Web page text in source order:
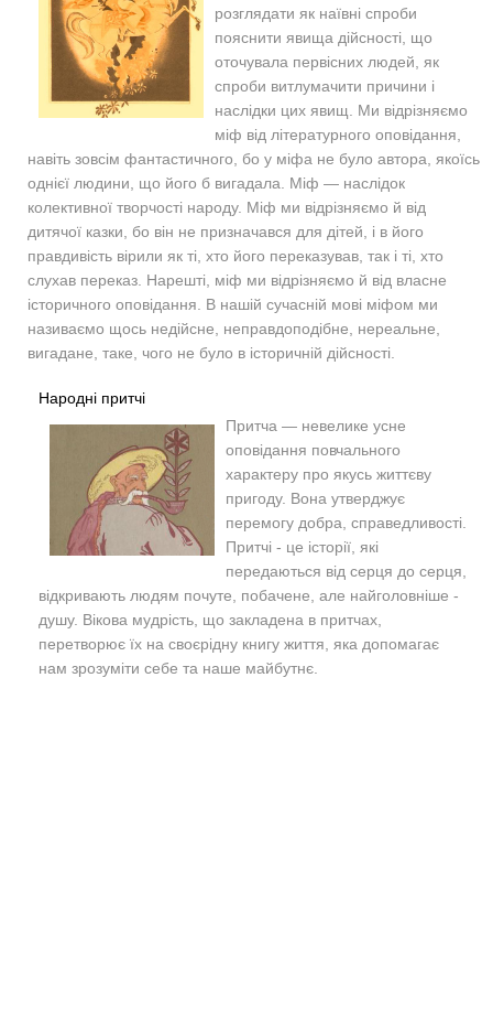
розглядати як наївні спроби
пояснити явища дійсності, що
оточувала первісних людей, як
спроби витлумачити причини і
наслідки цих явищ. Ми відрізняємо
міф від літературного оповідання,
навіть зовсім фантастичного, бо у міфа не було автора, якоїсь
однієї людини, що його б вигадала. Міф — наслідок
колективної творчості народу. Міф ми відрізняємо й від
дитячої казки, бо він не призначався для дітей, і в його
правдивість вірили як ті, хто його переказував, так і ті, хто
слухав переказ. Нарешті, міф ми відрізняємо й від власне
історичного оповідання. В нашій сучасній мові міфом ми
називаємо щось недійсне, неправдоподібне, нереальне,
вигадане, таке, чого не було в історичній дійсності.
Народні притчі
Притча — невелике усне
оповідання повчального
характеру про якусь життєву
пригоду. Вона утверджує
перемогу добра, cправедливості.
Притчі - це історії, які
передаються від серця до серця,
відкривають людям почуте, побачене, але найголовніше -
душу. Вікова мудрість, що закладена в притчах,
перетворює їх на своєрідну книгу життя, яка допомагає
нам зрозуміти себе та наше майбутнє.